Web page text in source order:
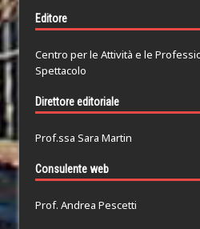
Editore
Centro per le Attività e le
Spettacolo
Direttore editoriale
Prof.ssa Sara Martin
Consulente web
Prof. Andrea Pescetti